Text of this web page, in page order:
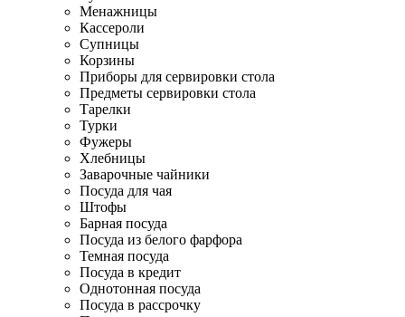
Менажницы
Кассероли
Супницы
Корзины
Приборы для сервировки стола
Предметы сервировки стола
Тарелки
Турки
Фужеры
Хлебницы
Заварочные чайники
Посуда для чая
Штофы
Барная посуда
Посуда из белого фарфора
Темная посуда
Посуда в кредит
Однотонная посуда
Посуда в рассрочку